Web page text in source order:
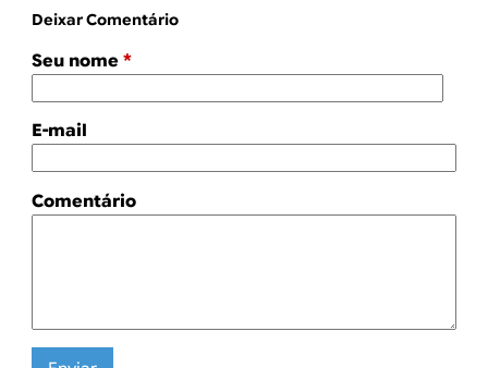
Deixar Comentário
Seu nome *
E-mail
Comentário